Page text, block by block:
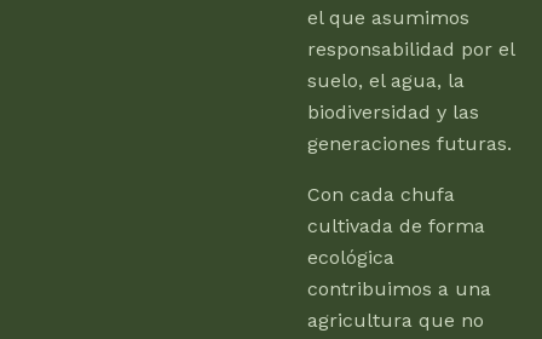
el que asumimos
responsabilidad por el
suelo, el agua, la
biodiversidad y las
generaciones futuras.
Con cada chufa
cultivada de forma
ecológica
contribuimos a una
agricultura que no